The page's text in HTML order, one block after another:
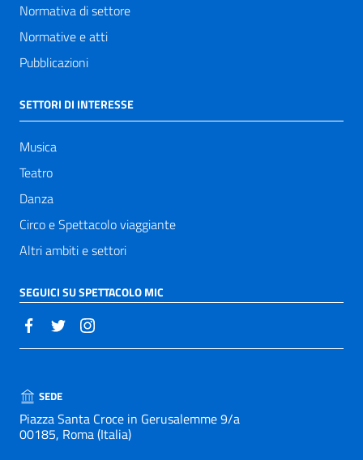
Normativa di settore
Normative e atti
Pubblicazioni
SETTORI DI INTERESSE
Musica
Teatro
Danza
Circo e Spettacolo viaggiante
Altri ambiti e settori
SEGUICI SU SPETTACOLO MIC
SEDE
Piazza Santa Croce in Gerusalemme 9/a
00185, Roma (Italia)